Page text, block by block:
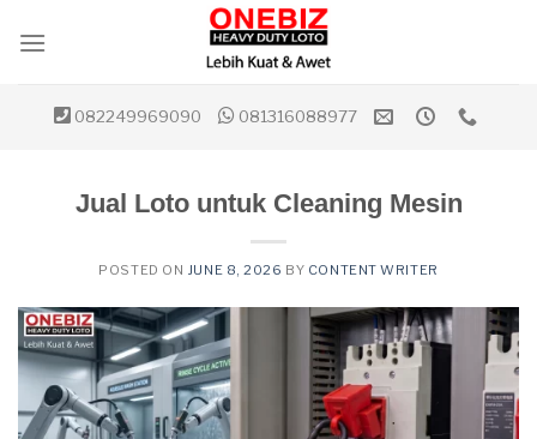
082249969090 081316088977
Jual Loto untuk Cleaning Mesin
POSTED ON JUNE 8, 2026 BY CONTENT WRITER